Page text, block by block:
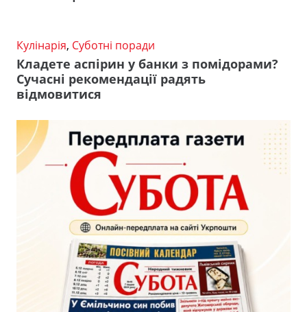
Кулінарія, Суботні поради
Кладете аспірин у банки з помідорами?
Сучасні рекомендації радять
відмовитися